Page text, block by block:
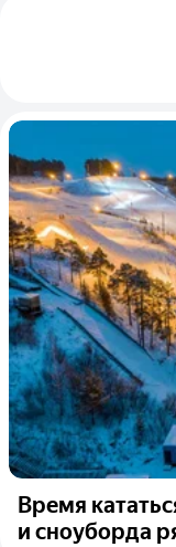
Время
и сноуборда